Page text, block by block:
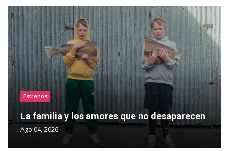
Estrenos
La familia y los amores que no desaparecen
Ago 04, 2026